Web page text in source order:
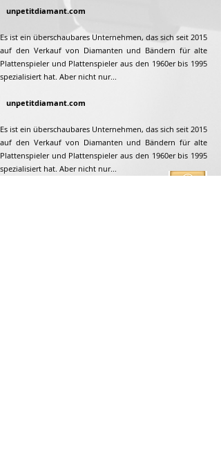
unpetitdiamant.com
Es ist ein überschaubares Unternehmen, das sich seit 2015
auf den Verkauf von Diamanten und Bändern für alte
Plattenspieler und Plattenspieler aus den 1960er bis 1995
spezialisiert hat. Aber nicht nur...
unpetitdiamant.com
Es ist ein überschaubares Unternehmen, das sich seit 2015
auf den Verkauf von Diamanten und Bändern für alte
Plattenspieler und Plattenspieler aus den 1960er bis 1995
spezialisiert hat. Aber nicht nur...